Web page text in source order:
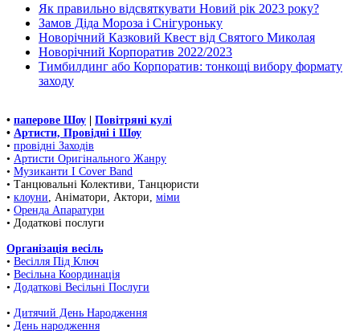
Як правильно відсвяткувати Новий рік 2023 року?
Замов Діда Мороза і Снігуроньку
Новорічний Казковий Квест від Святого Миколая
Новорічний Корпоратив 2022/2023
Тимбилдинг або Корпоратив: тонкощі вибору формату
заходу
• паперове Шоу
Повітряні кулі
• Артисти, Провідні і Шоу
• провідні Заходів
• Артисти Оригінального Жанру
• Музиканти І Cover Band
• Танцювальні Колективи, Танцюристи
• клоуни , Аніматори, Актори, міми
• Оренда Апаратури
• Додаткові послуги
Організація весіль
• Весілля Під Ключ
• Весільна Координація
• Додаткові Весільні Послуги
• Дитячий День Народження
• День народження